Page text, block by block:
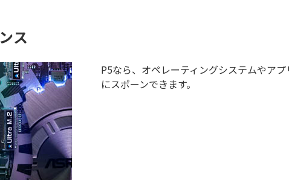
ス
P5なら、オペレーティングシステムやア
にスポーンできます。